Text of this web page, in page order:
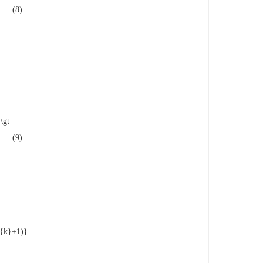
(8)
(9)